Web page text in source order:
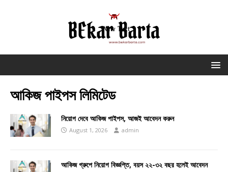
আকিজ পাইপস লিমিটেড
নিয়োগ দেবে আকিজ পাইপস, আজই আবেদন করুন
August 1, 2026 admin
আকিজ গ্রুপে নিয়োগ বিজ্ঞপ্তি, বয়স ২২-৩২ বছর হলেই আবেদন